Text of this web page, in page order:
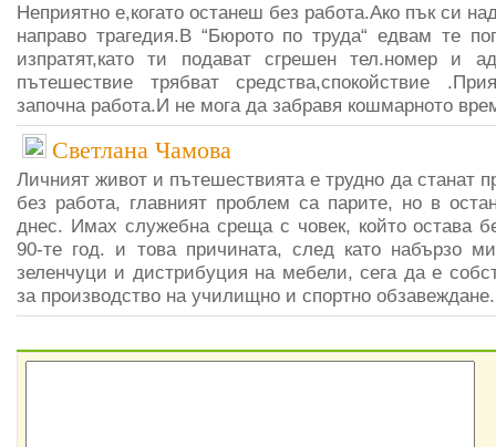
Неприятно е,когато останеш без работа.Ако пък си
направо трагедия.В “Бюрото по труда“ едвам те
изпратят,като ти подават сгрешен тел.номер и
пътешествие трябват средства,спокойствие
започна работа.И не мога да забравя кошмарното
Светлана Чамова
Личният живот и пътешествията е трудно да станат
без работа, главният проблем са парите, но в
днес. Имах служебна среща с човек, който остава
90-те год. и това причината, след като набързо
зеленчуци и дистрибуция на мебели, сега да е
за производство на училищно и спортно обзавеждане.